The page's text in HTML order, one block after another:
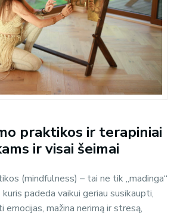
praktikos ir terapiniai
ir visai šeimai
(mindfulness) – tai ne tik „madinga“
padeda vaikui geriau susikaupti,
mažina nerimą ir stresą,